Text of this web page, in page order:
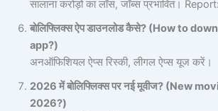
सालाना करोड़ों का लॉस, जॉब्स प्रभावित।
बोलिफ्लिक्स ऐप डाउनलोड कैसे? (How to
app?)
अनऑफिशियल ऐप्स रिस्की, लीगल ऐप्स यूज करें।
2026 में बोलिफ्लिक्स पर नई मूवीज? (New
2026?)